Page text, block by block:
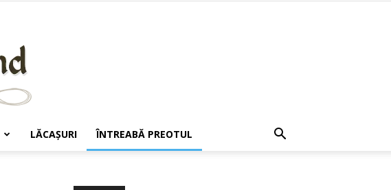
LĂCAŞURI ÎNTREABĂ PREOTUL